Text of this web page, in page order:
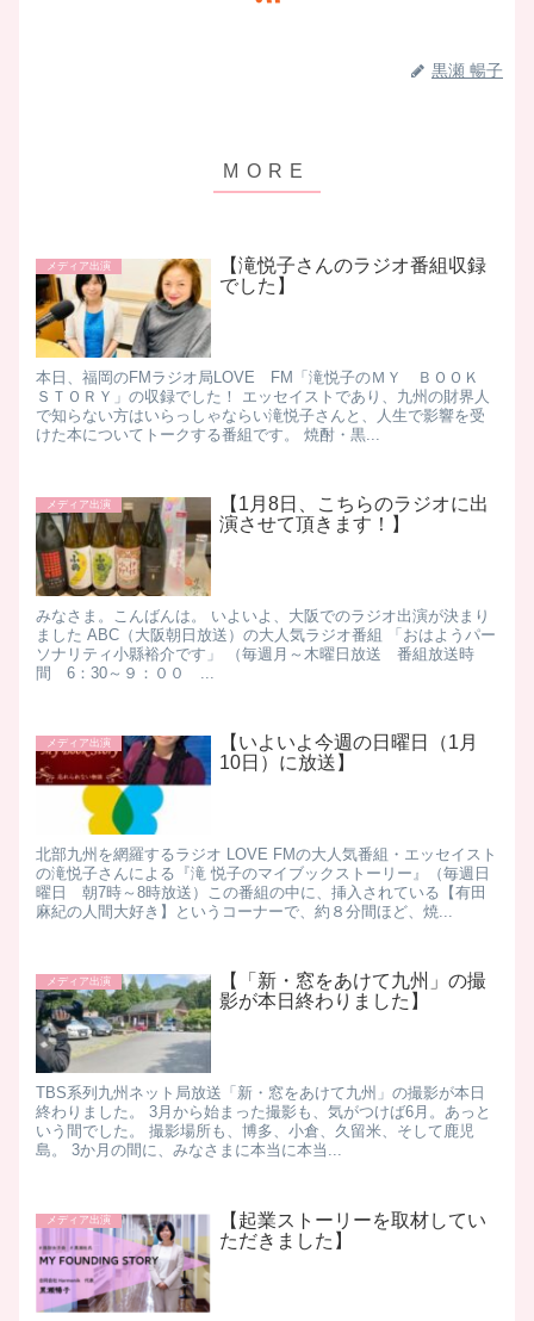
黒瀬 暢子
メディア出演
【滝悦子さんのラジオ番組収録
でした】
本日、福岡のFMラジオ局LOVE FM「滝悦子のＭＹ ＢＯＯＫ
ＳＴＯＲＹ」の収録でした！ エッセイストであり、九州の財界人
で知らない方はいらっしゃならい滝悦子さんと、人生で影響を受
けた本についてトークする番組です。 焼酎・黒...
メディア出演
【1月8日、こちらのラジオに出
演させて頂きます！】
みなさま。こんばんは。 いよいよ、大阪でのラジオ出演が決まり
ました ABC（大阪朝日放送）の大人気ラジオ番組 「おはようパー
ソナリティ小縣裕介です」 （毎週月～木曜日放送 番組放送時
間 6：30～９：００ ...
メディア出演
【いよいよ今週の日曜日（1月
10日）に放送】
北部九州を網羅するラジオ LOVE FMの大人気番組・エッセイスト
の滝悦子さんによる『滝 悦子のマイブックストーリー』（毎週日
曜日 朝7時～8時放送）この番組の中に、挿入されている【有田
麻紀の人間大好き】というコーナーで、約８分間ほど、焼...
メディア出演
【「新・窓をあけて九州」の撮
影が本日終わりました】
TBS系列九州ネット局放送「新・窓をあけて九州」の撮影が本日
終わりました。 3月から始まった撮影も、気がつけば6月。あっと
いう間でした。 撮影場所も、博多、小倉、久留米、そして鹿児
島。 3か月の間に、みなさまに本当に本当...
メディア出演
【起業ストーリーを取材してい
ただきました】